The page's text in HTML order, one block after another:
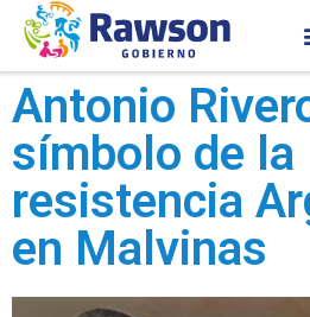
Antonio
símbolo de la
resistencia
en Malvinas